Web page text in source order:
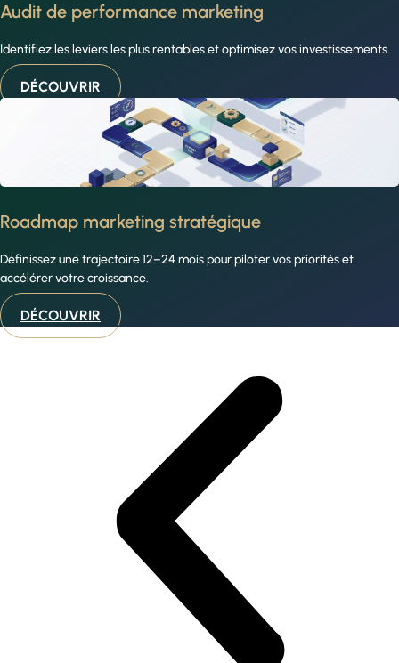
Audit de performance marketing
Identifiez les leviers les plus rentables et optimisez vos investissements.
DÉCOUVRIR
Roadmap marketing stratégique
Définissez une trajectoire 12–24 mois pour piloter vos priorités et
accélérer votre croissance.
DÉCOUVRIR